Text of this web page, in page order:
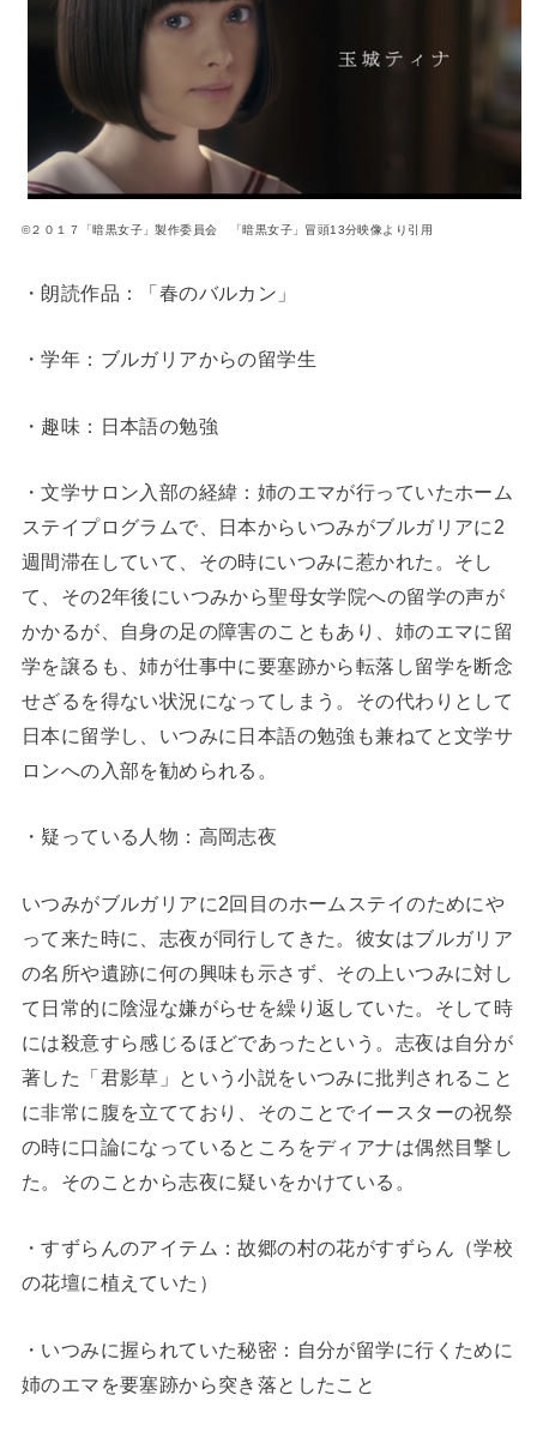
©２０１７「暗黒女子」製作委員会 「暗黒女子」冒頭13分映像より引用
・朗読作品：「春のバルカン」
・学年：ブルガリアからの留学生
・趣味：日本語の勉強
・文学サロン入部の経緯：姉のエマが行っていたホーム
ステイプログラムで、日本からいつみがブルガリアに2
週間滞在していて、その時にいつみに惹かれた。そし
て、その2年後にいつみから聖母女学院への留学の声が
かかるが、自身の足の障害のこともあり、姉のエマに留
学を譲るも、姉が仕事中に要塞跡から転落し留学を断念
せざるを得ない状況になってしまう。その代わりとして
日本に留学し、いつみに日本語の勉強も兼ねてと文学サ
ロンへの入部を勧められる。
・疑っている人物：高岡志夜
いつみがブルガリアに2回目のホームステイのためにや
って来た時に、志夜が同行してきた。彼女はブルガリア
の名所や遺跡に何の興味も示さず、その上いつみに対し
て日常的に陰湿な嫌がらせを繰り返していた。そして時
には殺意すら感じるほどであったという。志夜は自分が
著した「君影草」という小説をいつみに批判されること
に非常に腹を立てており、そのことでイースターの祝祭
の時に口論になっているところをディアナは偶然目撃し
た。そのことから志夜に疑いをかけている。
・すずらんのアイテム：故郷の村の花がすずらん（学校
の花壇に植えていた）
・いつみに握られていた秘密：自分が留学に行くために
姉のエマを要塞跡から突き落としたこと